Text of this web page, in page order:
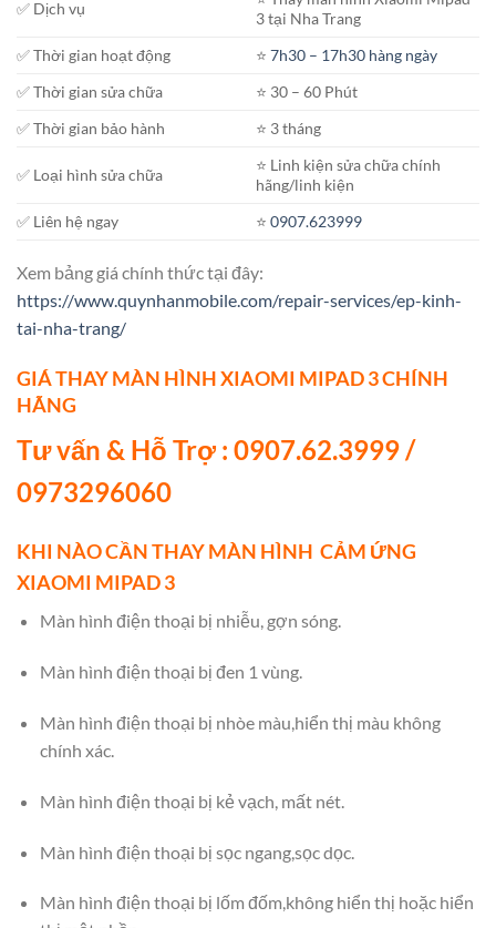
✅ Dịch vụ
3 tại Nha Trang
✅ Thời gian hoạt động
⭐️7h30 – 17h30 hàng ngày
✅ Thời gian sửa chữa
⭐️ 30 – 60 Phút
✅ Thời gian bảo hành
⭐️ 3 tháng
✅ Loại hình sửa chữa
⭐️ Linh kiện sửa chữa chính
hãng/linh kiện
✅ Liên hệ ngay
⭐️0907.623999
Xem bảng giá chính thức tại đây:
https://www.quynhanmobile.com/repair-services/ep-kinh-
tai-nha-trang/
GIÁ THAY MÀN HÌNH XIAOMI MIPAD 3 CHÍNH
HÃNG
Tư vấn & Hỗ Trợ : 0907.62.3999 /
0973296060
KHI NÀO CẦN THAY MÀN HÌNH CẢM ỨNG
XIAOMI MIPAD 3
Màn hình điện thoại bị nhiễu, gợn sóng.
Màn hình điện thoại bị đen 1 vùng.
Màn hình điện thoại bị nhòe màu,hiển thị màu không
chính xác.
Màn hình điện thoại bị kẻ vạch, mất nét.
Màn hình điện thoại bị sọc ngang,sọc dọc.
Màn hình điện thoại bị lốm đốm,không hiển thị hoặc hiển